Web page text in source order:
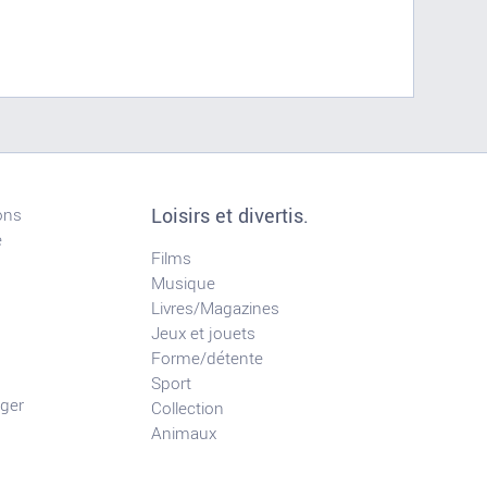
Loisirs et divertis.
Films
Musique
Livres/Magazines
Jeux et jouets
Forme/détente
Sport
Collection
Animaux